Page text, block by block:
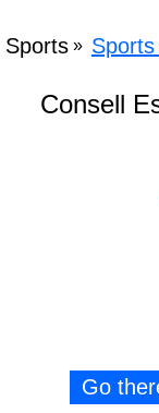
Sports »
Consell
Go